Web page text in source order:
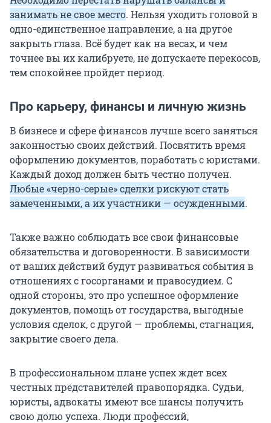
занимать не свое место. Нельзя уходить головой в
одно-единственное направление, а на другое
закрыть глаза. Всё будет как на весах, и чем
точнее вы их калибруете, не допускаете перекосов,
тем спокойнее пройдет период.
Про карьеру, финансы и личную жизнь
В бизнесе и сфере финансов лучше всего заняться
законностью своих действий. Посвятить время
оформлению документов, поработать с юристами.
Каждый доход должен быть честно получен.
Любые «черно-серые» сделки рискуют стать
замеченными, а их участники — осужденными.
Также важно соблюдать все свои финансовые
обязательства и договоренности. В зависимости
от ваших действий будут развиваться события в
отношениях с госорганами и правосудием. С
одной стороны, это про успешное оформление
документов, помощь от государства, выгодные
условия сделок, с другой — проблемы, стагнация,
закрытие своего дела.
В профессиональном плане успех ждет всех
честных представителей правопорядка. Судьи,
юристы, адвокаты имеют все шансы получить
свою долю успеха. Люди профессий,